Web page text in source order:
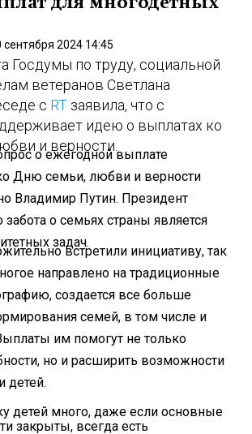
сентября 2024 14:45
Госдумы по труду, социальной
ветеранов Светлана
с RT заявила, что с
идею о выплатах ко
и верности.
о ежегодной выплате
Дню семьи, любви и верности
Владимир Путин. Президент
забота о семьях страны является
задач.
встретили инициативу, так
направлено на традиционные
создается все больше
семей, в том числе и
им помогут не только
но и расширить возможности
детей.
детей много, даже если основные
закрыты, всегда есть